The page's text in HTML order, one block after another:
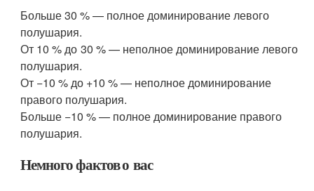
Больше 30 % — полное доминирование левого
полушария.
От 10 % до 30 % — неполное доминирование левого
полушария.
От −10 % до +10 % — неполное доминирование
правого полушария.
Больше −10 % — полное доминирование правого
полушария.
Немного фактов о вас